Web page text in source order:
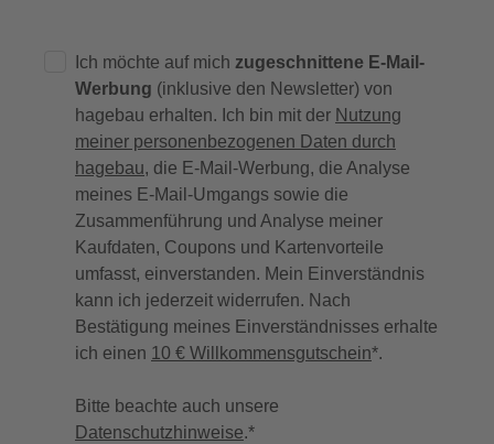
Ich möchte auf mich zugeschnittene E-Mail-
Werbung (inklusive den Newsletter) von
hagebau erhalten. Ich bin mit der Nutzung
meiner personenbezogenen Daten durch
hagebau, die E-Mail-Werbung, die Analyse
meines E-Mail-Umgangs sowie die
Zusammenführung und Analyse meiner
Kaufdaten, Coupons und Kartenvorteile
umfasst, einverstanden. Mein Einverständnis
kann ich jederzeit widerrufen. Nach
Bestätigung meines Einverständnisses erhalte
ich einen 10 € Willkommensgutschein*.
Bitte beachte auch unsere
Datenschutzhinweise.